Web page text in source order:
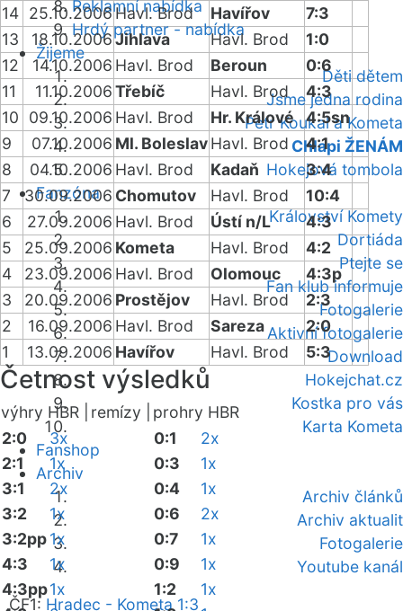
Reklamní nabídka
Hrdý partner - nabídka
Žijeme
Děti dětem
Jsme jedna rodina
Petr Koukal a Kometa
Chlapi ŽENÁM
Hokejová tombola
Fanzóna
Království Komety
Dortiáda
Ptejte se
Fan klub informuje
Fotogalerie
Aktivní fotogalerie
Download
Hokejchat.cz
Kostka pro vás
Karta Kometa
Fanshop
Archiv
Archiv článků
Archiv aktualit
Fotogalerie
Youtube kanál
ČF1: Hradec - Kometa 1:3
14 25.10.2006 Havl. Brod Havířov
7:3
13
18.10.2006Jihlava Havl. Brod
1:0
12
14.10.2006 Havl. Brod Beroun
0:6
11
11.10.2006Třebíč Havl. Brod
4:3
10
09.10.2006 Havl. Brod Hr. Králové
4:5sn
9
07.10.2006 Ml. BoleslavHavl. Brod
4:1
8
04.10.2006 Havl. Brod Kadaň
3:4
7
30.09.2006 Chomutov Havl. Brod
10:4
6
27.09.2006 Havl. Brod Ústí n/L
4:3
5
25.09.2006 Kometa Havl. Brod
4:2
4
23.09.2006 Havl. Brod Olomouc
4:3p
3
20.09.2006 Prostějov Havl. Brod
2:3
2
16.09.2006 Havl. Brod Sareza
2:0
1
13.09.2006 Havířov Havl. Brod 5:3
Četnost výsledků
výhry HBR | remízy |
prohry HBR
2:0
3x
2:1
1x
3:1
2x
3:2
1x
3:2pp1x
4:3
1x
4:3pp1x
0:1
2x
0:3
1x
0:4
1x
0:6
2x
0:7
1x
0:9
1x
1:2
1x